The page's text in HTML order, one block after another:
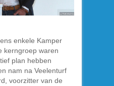
enkele Kamper
kerngroep waren
plan hebben
nam na Veelenturf
voorzitter van de